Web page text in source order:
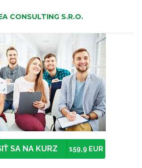
CONSULTING S.R.O.
SA NA KURZ 159,9 EUR